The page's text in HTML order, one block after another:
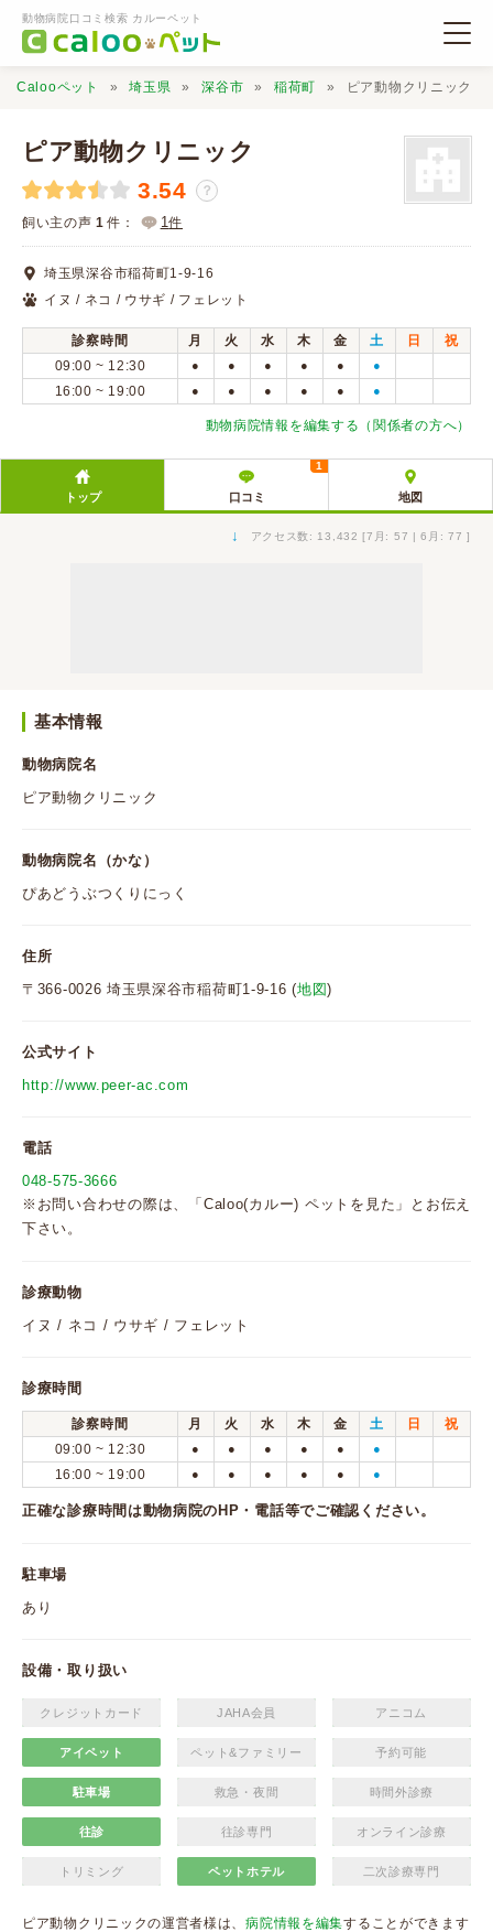
動物病院口コミ検索 カルーペット
動物病院検索
口コミ検索
Calooペットとは？
Calooペット 埼玉県 深谷市 稲荷町 ピア動物クリニック
ピア動物クリニック
3.54 ？
飼い主の声 1 件： 1件
埼玉県深谷市稲荷町1-9-16
イヌ / ネコ / ウサギ / フェレット
診察時間 月 火 水 木 金 土 日
祝
09:00 ~ 12:30
● ● ● ● ● ●
16:00 ~ 19:00 ● ● ● ● ● ●
動物病院情報を編集する（関係者の方へ）
トップ 口コミ
1
地図
↓ アクセス数: 13,432 [7月: 57 | 6月: 77 ]
基本情報
動物病院名
ピア動物クリニック
動物病院名（かな）
ぴあどうぶつくりにっく
住所
〒366-0026 埼玉県深谷市稲荷町1-9-16 (地図)
公式サイト
http://www.peer-ac.com
電話
048-575-3666
※お問い合わせの際は、「Caloo(カルー) ペットを見た」とお伝え
下さい。
診療動物
イヌ / ネコ / ウサギ / フェレット
診療時間
診察時間 月 火 水 木 金 土 日
祝
09:00 ~ 12:30
● ● ● ● ● ●
16:00 ~ 19:00 ● ● ● ● ● ●
正確な診療時間は動物病院のHP・電話等でご確認ください。
駐車場
あり
設備・取り扱い
クレジットカード JAHA会員 アニコム
アイペット ペット&ファミリー 予約可能
駐車場 救急・夜間 時間外診療
往診 往診専門 オンライン診療
トリミング ペットホテル 二次診療専門
ピア動物クリニックの運営者様は、病院情報を編集することができます